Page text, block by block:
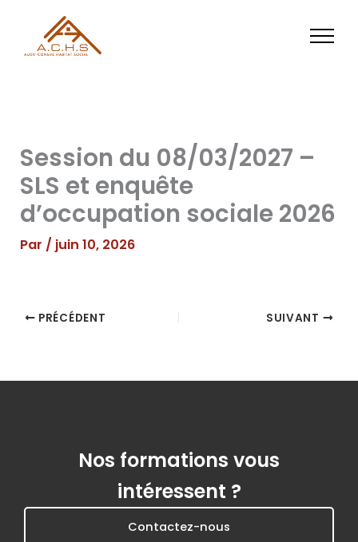
contenu
Session du 08/03/2027 –
SLS et enquête
d’occupation sociale 2026
Par / juin 10, 2026
PRÉCÉDENT SUIVANT
Nos formations vous
intéressent ?
Contactez-nous